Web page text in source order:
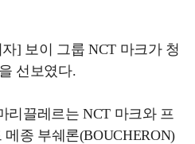
] 보이 그룹 NCT 마크가 청
선보였다.
리끌레르는 NCT 마크와 프
종 부쉐론(BOUCHERON)